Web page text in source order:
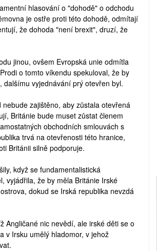
hlasování o "dohodě" o odchodu
je ostře proti této dohodě, odmítají
že dohoda "není brexit", druzí, že
jinou, ovšem Evropská unie odmítla
o tomto víkendu spekuloval, že by
vyjednávání prý otevřen byl.
zajištěno, aby zůstala otevřená
Británie bude muset zůstat členem
obchodních smlouvách s
trvá na otevřenosti této hranice,
Británii silně podporuje.
když se fundamentalistická
vyjádřila, že by měla Británie Irské
dokud se Irská republika nevzdá
Angličané nic nevědí, ale irské děti se o
v Irsku umělý hladomor, v jehož